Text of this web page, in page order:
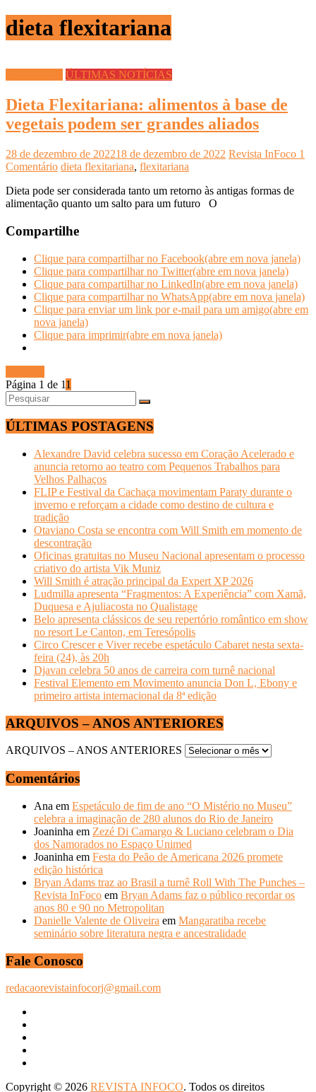
dieta flexitariana
ÚLTIMAS NOTÍCIAS
Dieta Flexitariana: alimentos à base de
vegetais podem ser grandes aliados
28 de dezembro de 202218 de dezembro de 2022 Revista InFoco 1
Comentário dieta flexitariana, flexitariana
Dieta pode ser considerada tanto um retorno às antigas formas de
alimentação quanto um salto para um futuro O
Compartilhe
Clique para compartilhar no Facebook(abre em nova janela)
Clique para compartilhar no Twitter(abre em nova janela)
Clique para compartilhar no LinkedIn(abre em nova janela)
Clique para compartilhar no WhatsApp(abre em nova janela)
Clique para enviar um link por e-mail para um amigo(abre em
nova janela)
Clique para imprimir(abre em nova janela)
Página 1 de 11
ÚLTIMAS POSTAGENS
Alexandre David celebra sucesso em Coração Acelerado e
anuncia retorno ao teatro com Pequenos Trabalhos para
Velhos Palhaços
FLIP e Festival da Cachaça movimentam Paraty durante o
inverno e reforçam a cidade como destino de cultura e
tradição
Otaviano Costa se encontra com Will Smith em momento de
descontração
Oficinas gratuitas no Museu Nacional apresentam o processo
criativo do artista Vik Muniz
Will Smith é atração principal da Expert XP 2026
Ludmilla apresenta “Fragmentos: A Experiência” com Xamã,
Duquesa e Ajuliacosta no Qualistage
Belo apresenta clássicos de seu repertório romântico em show
no resort Le Canton, em Teresópolis
Circo Crescer e Viver recebe espetáculo Cabaret nesta sexta-
feira (24), às 20h
Djavan celebra 50 anos de carreira com turnê nacional
Festival Elemento em Movimento anuncia Don L, Ebony e
primeiro artista internacional da 8ª edição
ARQUIVOS – ANOS ANTERIORES
ARQUIVOS – ANOS ANTERIORES
Comentários
Ana em Espetáculo de fim de ano “O Mistério no Museu”
celebra a imaginação de 280 alunos do Rio de Janeiro
Joaninha em Zezé Di Camargo & Luciano celebram o Dia
dos Namorados no Espaço Unimed
Joaninha em Festa do Peão de Americana 2026 promete
edição histórica
Bryan Adams traz ao Brasil a turnê Roll With The Punches –
Revista InFoco em Bryan Adams faz o público recordar os
anos 80 e 90 no Metropolitan
Danielle Valente de Oliveira em Mangaratiba recebe
seminário sobre literatura negra e ancestralidade
Fale Conosco
redacaorevistainfocorj@gmail.com
Copyright © 2026 REVISTA INFOCO. Todos os direitos